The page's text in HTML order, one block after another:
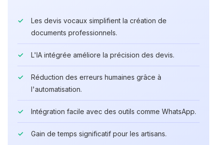
Les devis vocaux simplifient la création de
documents professionnels.
L'IA intégrée améliore la précision des devis.
Réduction des erreurs humaines grâce à
l'automatisation.
Intégration facile avec des outils comme WhatsApp.
Gain de temps significatif pour les artisans.